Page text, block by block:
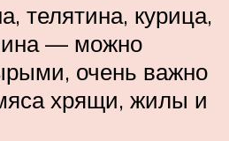
телятина, курица,
— можно
очень важно
хрящи, жилы и